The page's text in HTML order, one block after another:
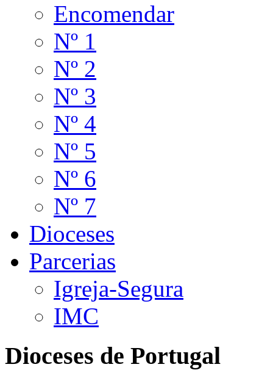
Encomendar
Nº 1
Nº 2
Nº 3
Nº 4
Nº 5
Nº 6
Nº 7
Dioceses
Parcerias
Igreja-Segura
IMC
Dioceses de Portugal